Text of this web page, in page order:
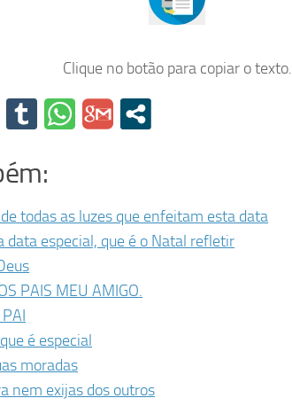
Clique no botão para copiar o texto.
todas as luzes que enfeitam esta data
data especial, que é o Natal refletir
PAIS MEU AMIGO.
é especial
moradas
nem exijas dos outros